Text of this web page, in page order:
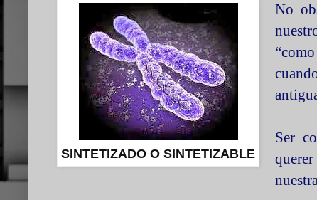
SINTETIZADO O SINTETIZABLE
No
Ser